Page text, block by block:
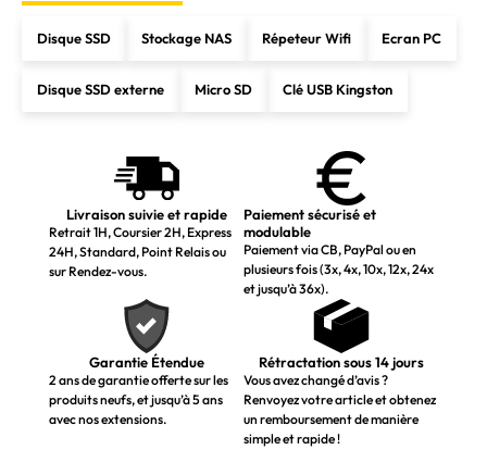
Disque SSD Stockage NAS Répeteur Wifi Ecran PC
Disque SSD externe Micro SD Clé USB Kingston
Livraison suivie et rapide
Retrait 1H, Coursier 2H, Express
24H, Standard, Point Relais ou
sur Rendez-vous.
Paiement sécurisé et
modulable
Paiement via CB, PayPal ou en
plusieurs fois (3x, 4x, 10x, 12x, 24x
et jusqu’à 36x).
Garantie Étendue
2 ans de garantie offerte sur les
produits neufs, et jusqu’à 5 ans
avec nos extensions.
Rétractation sous 14 jours
Vous avez changé d’avis ?
Renvoyez votre article et obtenez
un remboursement de manière
simple et rapide !